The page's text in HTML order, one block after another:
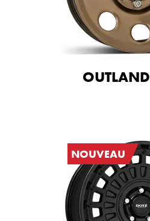
OUTLAND
NOUVEAU